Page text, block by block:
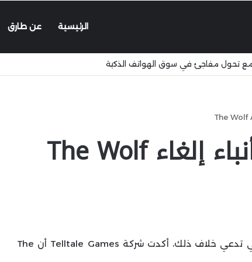
الرئيسية عن طارق
شركة Telltale تنفي أنباء إلغاء The Wolf
التي تدعي خلاف ذلك، أكدت شركة Telltale Games أن The